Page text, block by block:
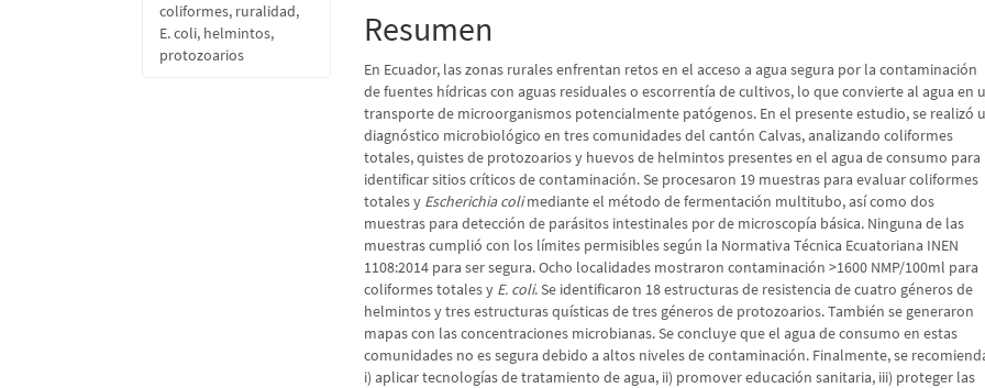
coliformes, ruralidad,
E. coli, helmintos,
protozoarios
Resumen
En Ecuador, las zonas rurales enfrentan retos en el acceso a agua segura por la contaminación
de fuentes hídricas con aguas residuales o escorrentía de cultivos, lo que convierte al agua en
transporte de microorganismos potencialmente patógenos. En el presente estudio, se realizó
diagnóstico microbiológico en tres comunidades del cantón Calvas, analizando coliformes
totales, quistes de protozoarios y huevos de helmintos presentes en el agua de consumo para
identificar sitios críticos de contaminación. Se procesaron 19 muestras para evaluar coliformes
totales y Escherichia colimediante el método de fermentación multitubo, así como dos
muestras para detección de parásitos intestinales por de microscopía básica. Ninguna de las
muestras cumplió con los límites permisibles según la Normativa Técnica Ecuatoriana INEN
1108:2014 para ser segura. Ocho localidades mostraron contaminación >1600 NMP/100ml para
coliformes totales y E. coli. Se identificaron 18 estructuras de resistencia de cuatro géneros de
helmintos y tres estructuras quísticas de tres géneros de protozoarios. También se generaron
mapas con las concentraciones microbianas. Se concluye que el agua de consumo en estas
comunidades no es segura debido a altos niveles de contaminación. Finalmente, se
i) aplicar tecnologías de tratamiento de agua, ii) promover educación sanitaria, iii) proteger las